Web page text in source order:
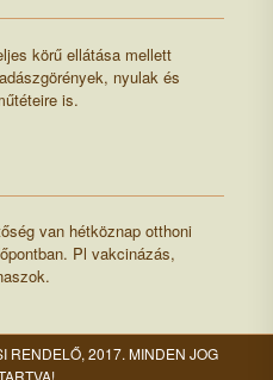
körű ellátása mellett
nyulak és
is.
van hétköznap otthoni
Pl vakcinázás,
RENDELŐ, 2017. MINDEN JOG